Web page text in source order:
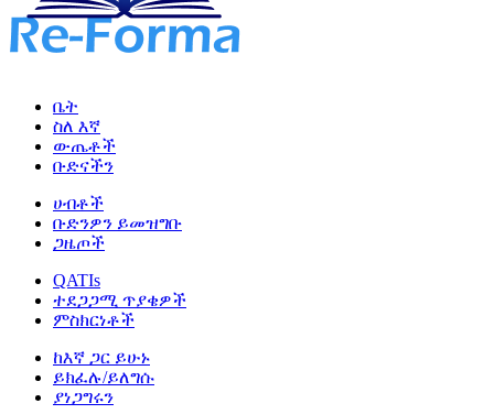
ቤት
ስለ እኛ
ውጤቶች
ቡድናችን
ሀብቶች
ቡድንዎን ይመዝግቡ
ጋዜጦች
QATIs
ተደጋጋሚ ጥያቄዎች
ምስክርነቶች
ከእኛ ጋር ይሁኑ
ይክፈሉ/ይለግሱ
ያነጋግሩን